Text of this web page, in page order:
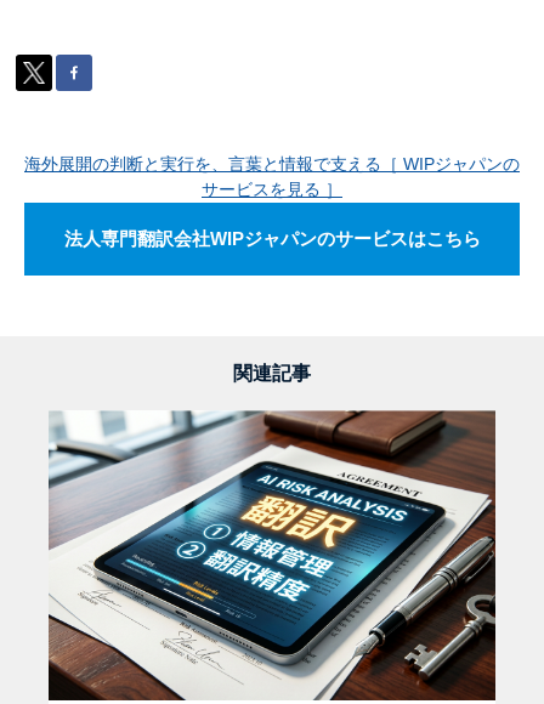
海外展開の判断と実行を、言葉と情報で支える［ WIPジャパンの
サービスを見る ］
法人専門翻訳会社WIPジャパンのサービスはこちら
関連記事